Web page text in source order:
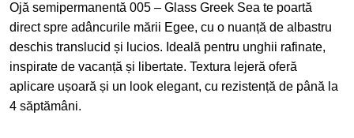
Ojă semipermanentă 005 – Glass Greek Sea te poartă
direct spre adâncurile mării Egee, cu o nuanță de albastru
deschis translucid și lucios. Ideală pentru unghii rafinate,
inspirate de vacanță și libertate. Textura lejeră oferă
aplicare ușoară și un look elegant, cu rezistență de până la
4 săptămâni.